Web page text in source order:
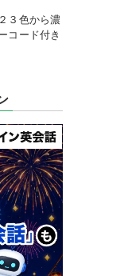
３色から濃
コード付き